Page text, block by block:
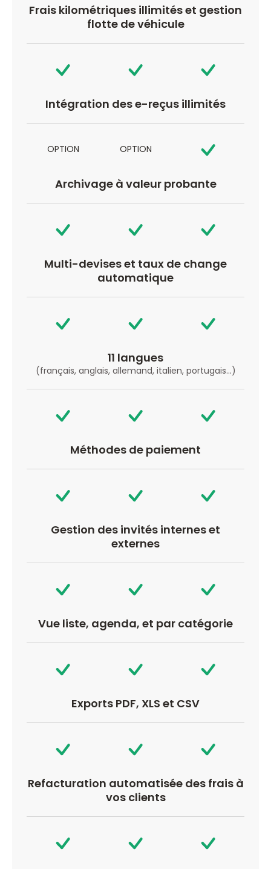
Frais kilométriques illimités et gestion
flotte de véhicule
Intégration des e-reçus illimités
Archivage à valeur probante
OPTION OPTION
Multi-devises et taux de change
automatique
11 langues
(français, anglais, allemand, italien, portugais…)
Méthodes de paiement
Gestion des invités internes et
externes
Vue liste, agenda, et par catégorie
Exports PDF, XLS et CSV
Refacturation automatisée des frais à
vos clients